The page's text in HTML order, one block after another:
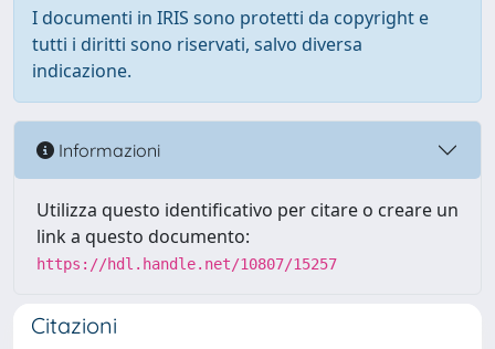
I documenti in IRIS sono protetti da copyright e
tutti i diritti sono riservati, salvo diversa
indicazione.
Informazioni
Utilizza questo identificativo per citare o creare un
link a questo documento:
https://hdl.handle.net/10807/15257
Citazioni